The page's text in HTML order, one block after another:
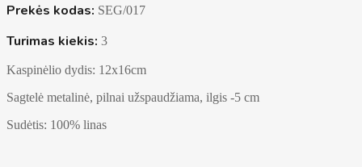
Prekės kodas: SEG/017
Turimas kiekis: 3
Kaspinėlio dydis: 12x16cm
Sagtelė metalinė, pilnai užspaudžiama, ilgis -5 cm
Sudėtis: 100% linas